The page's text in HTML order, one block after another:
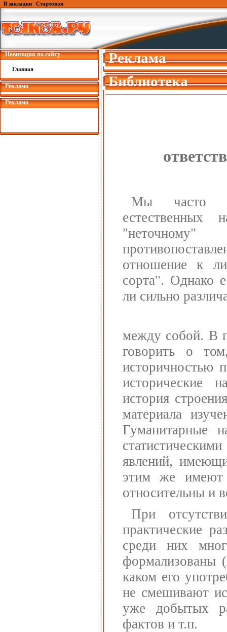
В закладки Стартовая
Навигация по сайту
Главная
Реклама
Реклама
Реклама
Библиотека
Мы часто
естественных
отношение к
сорта". Однако
ли сильно
между собой. В
говорить о
историчностью
исторические
история
материала
Гуманитарные
явлений,
этим же имеют
относительны и
При
практические
среди них
формализованы
каком его
не смешивают
уже добытых
фактов и т.п.